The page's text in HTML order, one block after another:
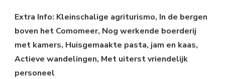
Extra Info: Kleinschalige agriturismo, In de bergen
boven het Comomeer, Nog werkende boerderij
met kamers, Huisgemaakte pasta, jam en kaas,
Actieve wandelingen, Met uiterst vriendelijk
personeel